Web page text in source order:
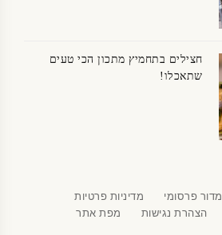
חצילים בתחמיץ מתכון הכי טעים
שתאכלו!
מדור פרסומי
מדיניות פרטיות
הצהרת נגישות מפת אתר